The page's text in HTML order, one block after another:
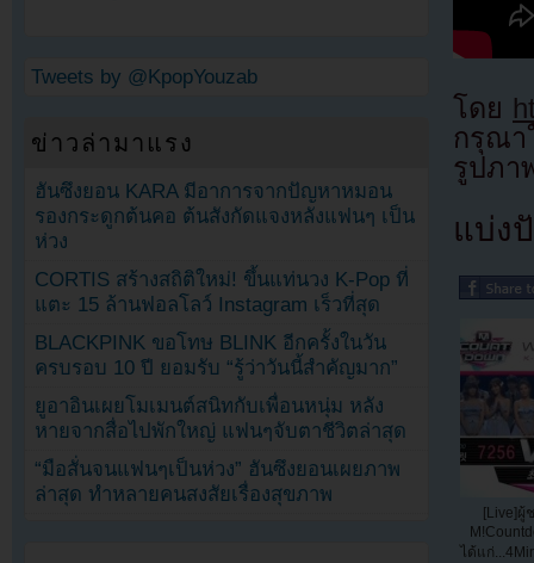
โดย
กรุณา
รูปภา
แบ่ง
[Live]ผู้
ได้แก่
Tweets by @KpopYouzab
ข่าวล่ามาแรง
ฮันซึงยอน KARA มีอาการจากปัญหาหมอน
รองกระดูกต้นคอ ต้นสังกัดแจงหลังแฟนๆ เป็น
ห่วง
CORTIS สร้างสถิติใหม่! ขึ้นแท่นวง K-Pop ที่
แตะ 15 ล้านฟอลโลว์ Instagram เร็วที่สุด
BLACKPINK ขอโทษ BLINK อีกครั้งในวัน
ครบรอบ 10 ปี ยอมรับ “รู้ว่าวันนี้สำคัญมาก”
ยูอาอินเผยโมเมนต์สนิทกับเพื่อนหนุ่ม หลัง
หายจากสื่อไปพักใหญ่ แฟนๆจับตาชีวิตล่าสุด
“มือสั่นจนแฟนๆเป็นห่วง” ฮันซึงยอนเผยภาพ
ล่าสุด ทำหลายคนสงสัยเรื่องสุขภาพ